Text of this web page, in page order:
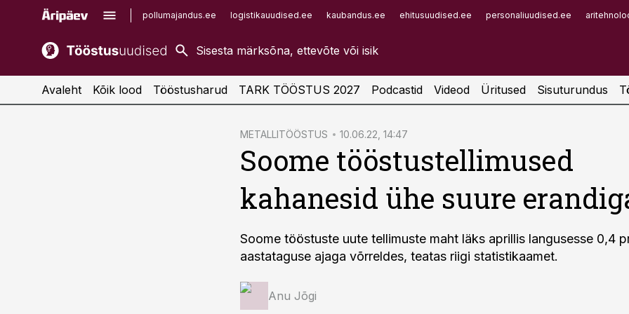
pollumajandus.ee logistikauudised.ee kaubandus.ee ehitusuudised.ee personaliuudised.ee
kaubandus.ee
kinnisvarauudised.ee
imelineajalugu.ee
Infopank
Avaleht Kõik lood Tööstusharud TARK TÖÖSTUS 2027 Podcastid Videod Üritused Sisuturundus
METALLITÖÖSTUS 10.06.22, 14:47
Soome tööstustellimused
kahanesid ühe suure
Soome tööstuste uute tellimuste maht läks aprillis langusesse 0,4
aastataguse ajaga võrreldes, teatas riigi statistikaamet.
Anu Jõgi